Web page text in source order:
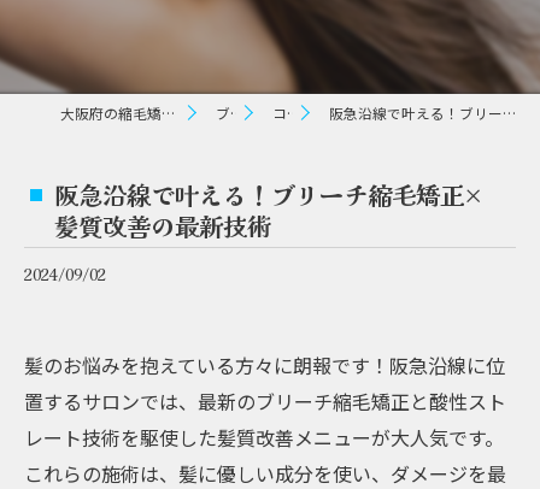
大阪府の縮毛矯正ならパラゴン ヘアー ブログ コラム 阪急沿線で叶える！ブリーチ縮毛矯正×髪質改善の最新技術
阪急沿線で叶える！ブリーチ縮毛矯正×
髪質改善の最新技術
2024/09/02
髪のお悩みを抱えている方々に朗報です！阪急沿線に位
置するサロンでは、最新のブリーチ縮毛矯正と酸性スト
レート技術を駆使した髪質改善メニューが大人気です。
これらの施術は、髪に優しい成分を使い、ダメージを最